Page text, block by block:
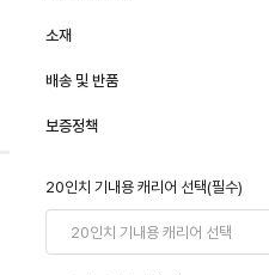
소재
배송 및 반품
보증정책
20인치 기내용 캐리어 선택(필수)